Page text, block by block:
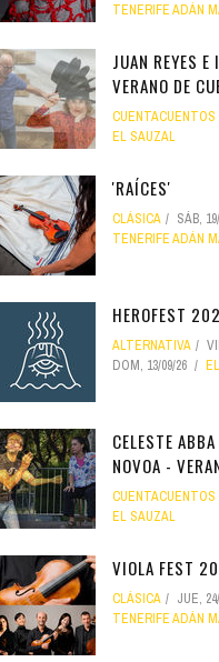
TENERIFE ADÁN
JUAN REYES E
VERANO DE
CUENTACUENTOS
EL SAUZAL
'RAÍCES'
CLÁSICA SÁB,
TENERIFE ADÁN
HEROFEST
ALTERNATIVA
DOM, 13/09/26
CELESTE
NOVOA -
CUENTACUENTOS
EL SAUZAL
VIOLA FEST
CLÁSICA JUE,
TENERIFE ADÁN